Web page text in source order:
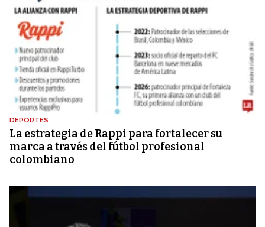
DEPORTES
La estrategia de Rappi para fortalecer su
marca a través del fútbol profesional
colombiano